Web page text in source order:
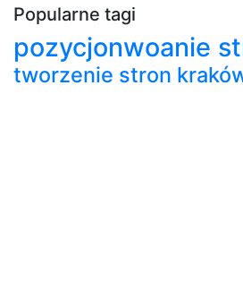
Popularne tagi
pozycjonwoanie
tworzenie stron